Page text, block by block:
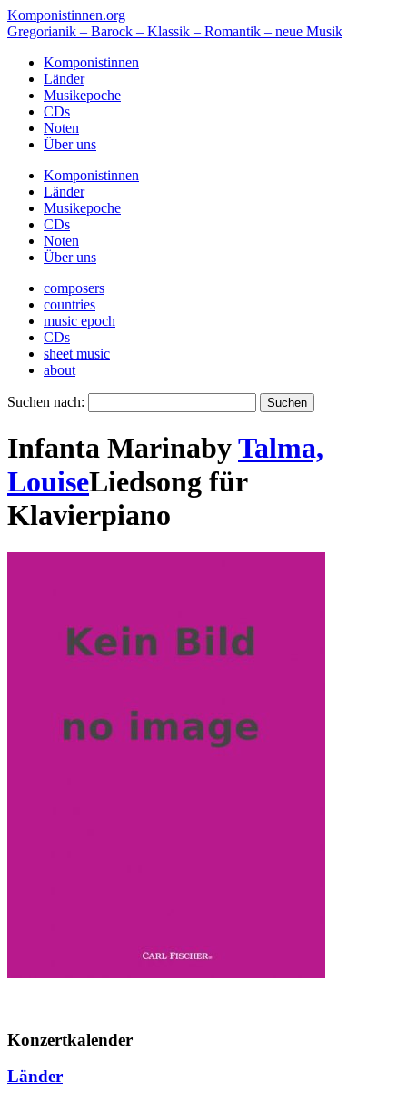
Komponistinnen.org
Gregorianik – Barock – Klassik – Romantik – neue Musik
Komponistinnen
Länder
Musikepoche
CDs
Noten
Über uns
Komponistinnen
Länder
Musikepoche
CDs
Noten
Über uns
composers
countries
music epoch
CDs
sheet music
about
Suchen nach:
Infanta MarinabyTalma,
LouiseLiedsong für
Klavierpiano
Konzertkalender
Länder